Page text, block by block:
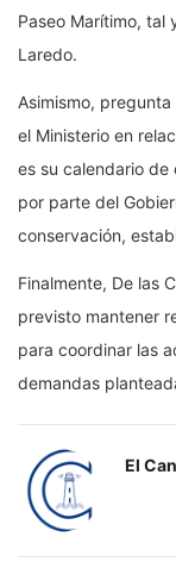
Paseo Marítimo, tal
Laredo.
Asimismo,
el Ministerio en
es su calendario
por parte del
conservación,
Finalmente, De las
previsto mantener
para coordinar las
demandas
El